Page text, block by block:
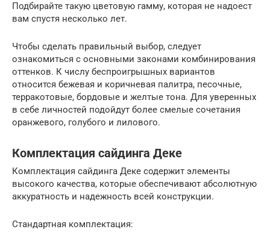
Подбирайте такую цветовую гамму, которая не надоест
вам спустя несколько лет.
Чтобы сделать правильный выбор, следует
ознакомиться с основными законами комбинирования
оттенков. К числу беспроигрышных вариантов
относится бежевая и коричневая палитра, песочные,
терракотовые, бордовые и желтые тона. Для уверенных
в себе личностей подойдут более смелые сочетания
оранжевого, голубого и лилового.
Комплектация сайдинга Деке
Комплектация сайдинга Деке содержит элементы
высокого качества, которые обеспечивают абсолютную
аккуратность и надежность всей конструкции.
Стандартная комплектация: